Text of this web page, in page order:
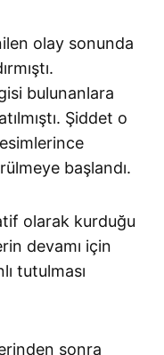
olay sonunda
bulunanlara
Şiddet o
başlandı.
olarak kurduğu
devamı için
tutulması
sonra